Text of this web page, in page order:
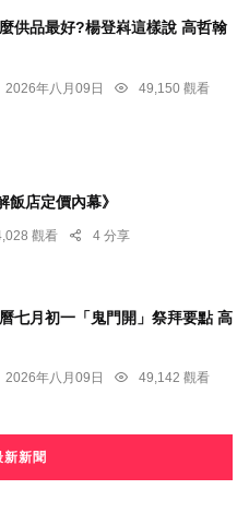
供品最好?楊登嵙這樣說 高哲翰
2026年八月09日
49,150 觀看
飯店定價內幕》
觀看 4 分享
七月初一「鬼門開」祭拜要點 高
2026年八月09日
49,142 觀看
新新聞